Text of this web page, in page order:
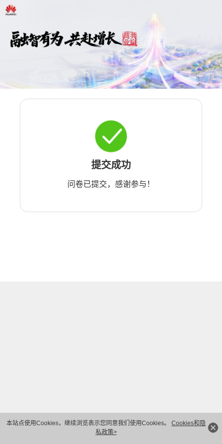
本站点使用Cookies，继续浏览表示您同意我们使用Cookies。 Cookies和隐
私政策>
提交成功
问卷已提交，感谢参与！